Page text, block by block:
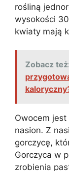
rośliną
wysokości
kwiaty mają
Zobacz
Owocem jest
nasion. Z
gorczycę,
Gorczyca w
zrobienia